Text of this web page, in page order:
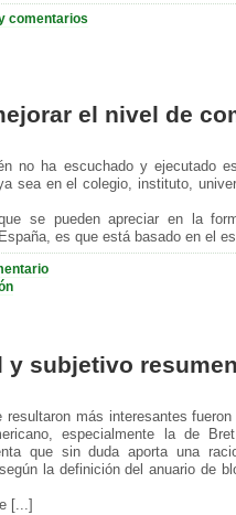
comentarios
el nivel de
no ha escuchado y ejecutado
sea en el colegio, instituto,
se pueden apreciar en la
es que está basado en el
y subjetivo
resultaron más interesantes
especialmente la de
que sin duda aporta una
la definición del anuario de
[...]